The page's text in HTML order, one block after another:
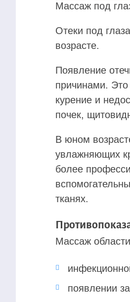
Массаж под
Отеки под
возрасте.
Появление
причинами.
курение и
почек,
В юном
увлажняющих
более
тканях.
Массаж
появлении